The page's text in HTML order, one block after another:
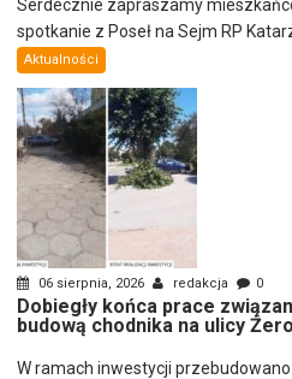
Serdecznie zapraszamy
spotkanie z Poseł na Sejm RP
Aktualności
06 sierpnia, 2026 redakcja 0
Dobiegły końca prace
budową chodnika na ulicy
W ramach inwestycji